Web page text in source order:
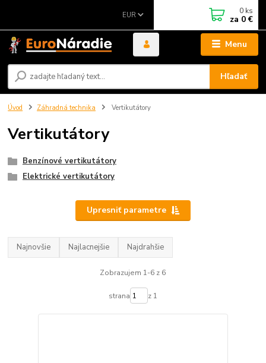
Menu
EUR
Hľadať
0 ks
za 0 €
Úvod Záhradná technika Vertikutátory
Vertikutátory
Benzínové vertikutátory
Elektrické vertikutátory
Upresniť parametre
Najnovšie Najlacnejšie Najdrahšie
Zobrazujem 1-6 z 6
strana z 1